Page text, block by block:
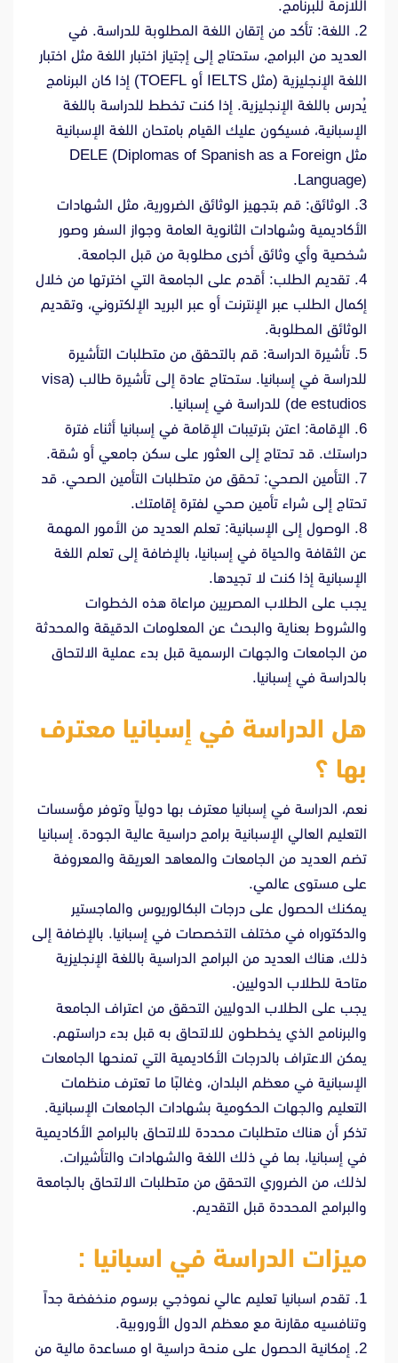
اللازمة للبرنامج.
2. اللغة: تأكد من إتقان اللغة المطلوبة للدراسة. في
العديد من البرامج، ستحتاج إلى إجتياز اختبار اللغة مثل اختبار
اللغة الإنجليزية (مثل IELTS أو TOEFL) إذا كان البرنامج
يُدرس باللغة الإنجليزية. إذا كنت تخطط للدراسة باللغة
الإسبانية، فسيكون عليك القيام بامتحان اللغة الإسبانية
مثل DELE (Diplomas of Spanish as a Foreign
Language).
3. الوثائق: قم بتجهيز الوثائق الضرورية، مثل الشهادات
الأكاديمية وشهادات الثانوية العامة وجواز السفر وصور
شخصية وأي وثائق أخرى مطلوبة من قبل الجامعة.
4. تقديم الطلب: أقدم على الجامعة التي اخترتها من خلال
إكمال الطلب عبر الإنترنت أو عبر البريد الإلكتروني، وتقديم
الوثائق المطلوبة.
5. تأشيرة الدراسة: قم بالتحقق من متطلبات التأشيرة
للدراسة في إسبانيا. ستحتاج عادة إلى تأشيرة طالب (visa
de estudios) للدراسة في إسبانيا.
6. الإقامة: اعتن بترتيبات الإقامة في إسبانيا أثناء فترة
دراستك. قد تحتاج إلى العثور على سكن جامعي أو شقة.
7. التأمين الصحي: تحقق من متطلبات التأمين الصحي. قد
تحتاج إلى شراء تأمين صحي لفترة إقامتك.
8. الوصول إلى الإسبانية: تعلم العديد من الأمور المهمة
عن الثقافة والحياة في إسبانيا، بالإضافة إلى تعلم اللغة
الإسبانية إذا كنت لا تجيدها.
يجب على الطلاب المصريين مراعاة هذه الخطوات
والشروط بعناية والبحث عن المعلومات الدقيقة والمحدثة
من الجامعات والجهات الرسمية قبل بدء عملية الالتحاق
بالدراسة في إسبانيا.
هل الدراسة في إسبانيا معترف
بها ؟
نعم، الدراسة في إسبانيا معترف بها دولياً وتوفر مؤسسات
التعليم العالي الإسبانية برامج دراسية عالية الجودة. إسبانيا
تضم العديد من الجامعات والمعاهد العريقة والمعروفة
على مستوى عالمي.
يمكنك الحصول على درجات البكالوريوس والماجستير
والدكتوراه في مختلف التخصصات في إسبانيا. بالإضافة إلى
ذلك، هناك العديد من البرامج الدراسية باللغة الإنجليزية
متاحة للطلاب الدوليين.
يجب على الطلاب الدوليين التحقق من اعتراف الجامعة
والبرنامج الذي يخططون للالتحاق به قبل بدء دراستهم.
يمكن الاعتراف بالدرجات الأكاديمية التي تمنحها الجامعات
الإسبانية في معظم البلدان، وغالبًا ما تعترف منظمات
التعليم والجهات الحكومية بشهادات الجامعات الإسبانية.
تذكر أن هناك متطلبات محددة للالتحاق بالبرامج الأكاديمية
في إسبانيا، بما في ذلك اللغة والشهادات والتأشيرات.
لذلك، من الضروري التحقق من متطلبات الالتحاق بالجامعة
والبرامج المحددة قبل التقديم.
ميزات الدراسة في اسبانيا :
1. تقدم اسبانيا تعليم عالي نموذجي برسوم منخفضة جداً
وتنافسيه مقارنة مع معظم الدول الأوروبية.
2. إمكانية الحصول على منحة دراسية او مساعدة مالية من